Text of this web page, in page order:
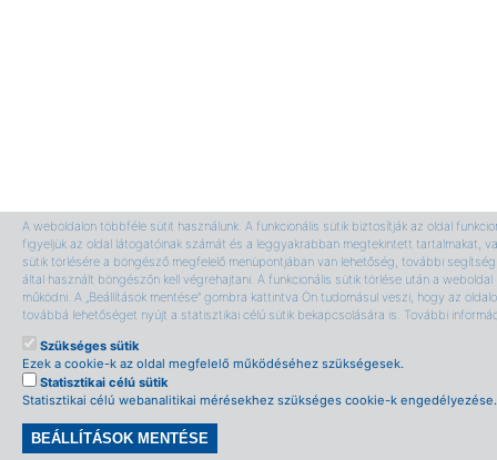
A weboldalon többféle sütit használunk. A funkcionális sütik biztosítják az oldal
figyeljük az oldal látogatóinak számát és a leggyakrabban megtekintett tartalmakat,
sütik törlésére a böngésző megfelelő menüpontjában van lehetőség, további
által használt böngészőn kell végrehajtani. A funkcionális sütik törlése után a
működni. A „Beállítások mentése” gombra kattintva Ön tudomásul veszi, hogy az
továbbá lehetőséget nyújt a statisztikai célú sütik bekapcsolására is. További
Szükséges sütik
Ezek a cookie-k az oldal megfelelő működéséhez szükségesek.
Statisztikai célú sütik
Statisztikai célú webanalitikai mérésekhez szükséges cookie-k engedélyezése.
BEÁLLÍTÁSOK MENTÉSE